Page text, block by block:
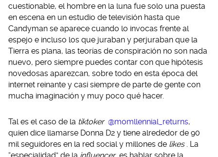
cuestionable, el hombre en la luna fue solo una puesta
en escena en un estudio de televisión hasta que
Candyman se aparece cuando lo invocas frente al
espejo e incluso los que juraban y perjuraban que la
Tierra es plana, las teorías de conspiración no son nada
nuevo, pero siempre puedes contar con que hipótesis
novedosas aparezcan, sobre todo en esta época del
internet reinante y casi siempre de parte de gente con
mucha imaginación y muy poco qué hacer.
Tal es el caso de la tiktoker @momllennial_returns,
quien dice llamarse Donna D2 y tiene alrededor de 90
mil seguidores en la red social y millones de likes . La